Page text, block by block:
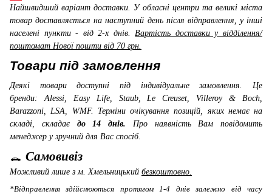
Найшвидший варіант доставки. У обласні центри та великі міста
товар доставляється на наступний день після відправлення, у інші
населені пункти - від 2-х днів. Вартість доставки у відділення/
поштомат Нової пошти від 70 грн.
Товари під замовлення
Деякі товари доступні під індивідуальне замовлення. Це
бренди: Alessi, Easy Life, Staub, Le Creuset, Villeroy & Boch,
Barazzoni, LSA, WMF. Терміни очікування позицій, яких немає на
складі, складає до 14 днів. Про наявність Вам повідомить
менеджер у зручний для Вас спосіб.
Самовивіз
Можливий лише з м. Хмельницький безкоштовно.
*Відправлення здійснюються протягом 1-4 днів залежно від часу